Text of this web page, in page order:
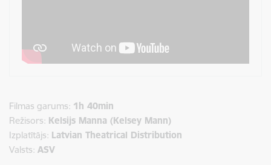
Filmas garums: 1h 40min
Režisors: Kelsijs Manna (Kelsey Mann)
Izplatītājs: Latvian Theatrical Distribution
Valsts: ASV